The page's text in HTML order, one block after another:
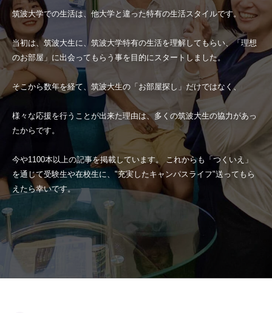
筑波大学での生活は、他大学と違った特有の生活スタイルです。
当初は、筑波大生に、筑波大学特有の生活を理解してもらい、「理想
のお部屋」に出会ってもらう事を目的にスタートしました。
そこから数年を経て、筑波大生の「お部屋探し」だけではなく、
様々な応援を行うことが出来た理由は、多くの筑波大生の協力があっ
たからです。
今や1100本以上の記事を掲載しています。 これからも「つくいえ」
を通じて受験生や在校生に、"充実したキャンパスライフ"送ってもら
えたら幸いです。